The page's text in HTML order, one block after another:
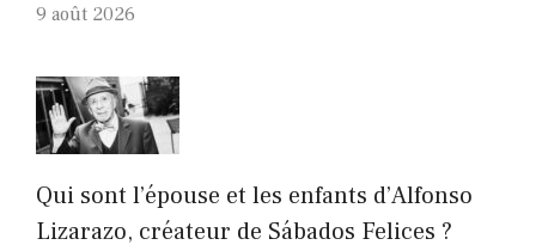
9 août 2026
Qui sont l’épouse et les enfants d’Alfonso
Lizarazo, créateur de Sábados Felices ?